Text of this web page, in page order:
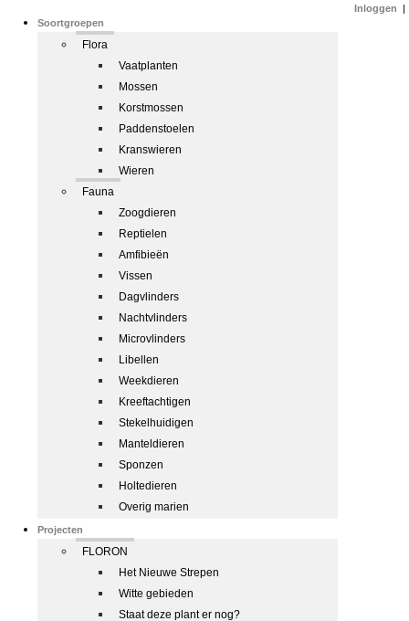
Soortgroepen
Flora
Vaatplanten
Mossen
Korstmossen
Paddenstoelen
Kranswieren
Wieren
Fauna
Zoogdieren
Reptielen
Amfibieën
Vissen
Dagvlinders
Nachtvlinders
Microvlinders
Libellen
Weekdieren
Kreeftachtigen
Stekelhuidigen
Manteldieren
Sponzen
Holtedieren
Overig marien
Projecten
FLORON
Het Nieuwe Strepen
Witte gebieden
Staat deze plant er nog?
Inloggen |